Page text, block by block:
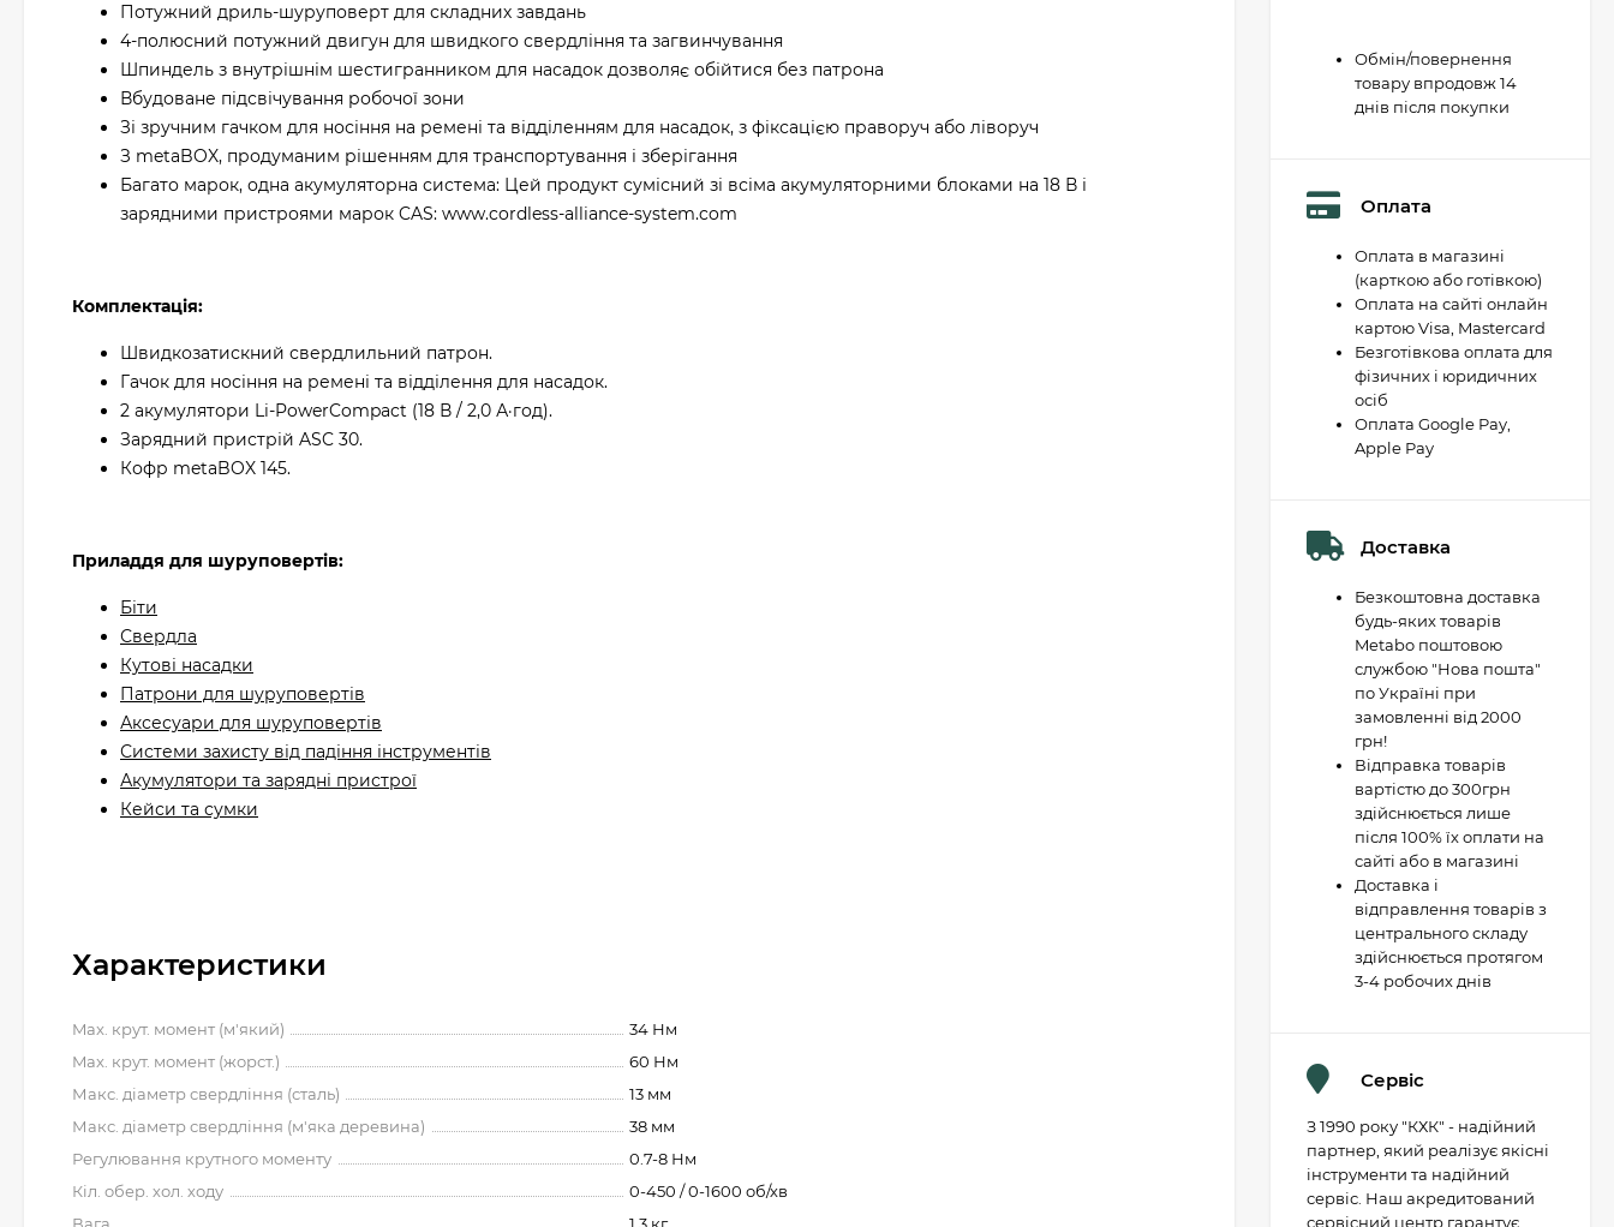
Потужний дриль-шуруповерт для складних завдань
4-полюсний потужний двигун для швидкого свердління та загвинчування
Шпиндель з внутрішнім шестигранником для насадок дозволяє обійтися без патрона
Вбудоване підсвічування робочої зони
Зі зручним гачком для носіння на ремені та відділенням для насадок, з фіксацією праворуч або ліворуч
З metaBOX, продуманим рішенням для транспортування і зберігання
Багато марок, одна акумуляторна система: Цей продукт сумісний зі всіма акумуляторними блоками на 18 В і
зарядними пристроями марок CAS: www.cordless-alliance-system.com
Комплектація:
Швидкозатискний свердлильний патрон.
Гачок для носіння на ремені та відділення для насадок.
2 акумулятори Li-PowerCompact (18 В / 2,0 А·год).
Зарядний пристрій ASC 30.
Кофр metaBOX 145.
Приладдя для шуруповертів:
Біти
Свердла
Кутові насадки
Патрони для шуруповертів
Аксесуари для шуруповертів
Системи захисту від падіння інструментів
Акумулятори та зарядні пристрої
Кейси та сумки
Характеристики
Max. крут. момент (м'який)
34 Нм
Max. крут. момент (жорст.)
60 Нм
Макс. діаметр свердління (сталь)
13 мм
Макс. діаметр свердління (м'яка деревина)
38 мм
Регулювання крутного моменту
0.7-8 Нм
Кіл. обер. хол. ходу
0-450 / 0-1600 об/хв
Обмін/повернення
товару впродовж 14
днів після покупки
Оплата
Оплата в магазині
(карткою або готівкою)
Оплата на сайті онлайн
картою Visa, Mastercard
Безготівкова оплата для
фізичних і юридичних
осіб
Оплата Google Pay,
Apple Pay
Доставка
Безкоштовна доставка
будь-яких товарів
Metabo поштовою
службою "Нова пошта"
по Україні при
замовленні від 2000
грн!
Відправка товарів
вартістю до 300грн
здійснюється лише
після 100% їх оплати на
сайті або в магазині
Доставка і
відправлення товарів з
центрального складу
здійснюється протягом
3-4 робочих днів
Сервіс
З 1990 року "КХК" - надійний
партнер, який реалізує якісні
інструменти та надійний
сервіс. Наш акредитований
сервісний центр гарантує